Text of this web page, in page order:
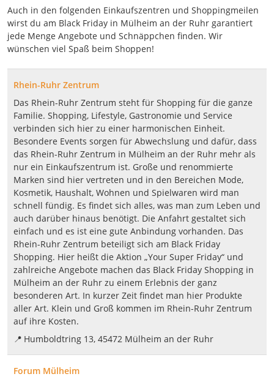
Auch in den folgenden Einkaufszentren und Shoppingmeilen
wirst du am Black Friday in Mülheim an der Ruhr garantiert
jede Menge Angebote und Schnäppchen finden. Wir
wünschen viel Spaß beim Shoppen!
Rhein-Ruhr Zentrum
Das Rhein-Ruhr Zentrum steht für Shopping für die ganze
Familie. Shopping, Lifestyle, Gastronomie und Service
verbinden sich hier zu einer harmonischen Einheit.
Besondere Events sorgen für Abwechslung und dafür, dass
das Rhein-Ruhr Zentrum in Mülheim an der Ruhr mehr als
nur ein Einkaufszentrum ist. Große und renommierte
Marken sind hier vertreten und in den Bereichen Mode,
Kosmetik, Haushalt, Wohnen und Spielwaren wird man
schnell fündig. Es findet sich alles, was man zum Leben und
auch darüber hinaus benötigt. Die Anfahrt gestaltet sich
einfach und es ist eine gute Anbindung vorhanden. Das
Rhein-Ruhr Zentrum beteiligt sich am Black Friday
Shopping. Hier heißt die Aktion „Your Super Friday“ und
zahlreiche Angebote machen das Black Friday Shopping in
Mülheim an der Ruhr zu einem Erlebnis der ganz
besonderen Art. In kurzer Zeit findet man hier Produkte
aller Art. Klein und Groß kommen im Rhein-Ruhr Zentrum
auf ihre Kosten.
📍 Humboldtring 13, 45472 Mülheim an der Ruhr
Forum Mülheim